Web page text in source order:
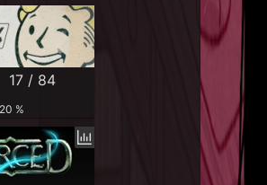
17 / 84
20 %